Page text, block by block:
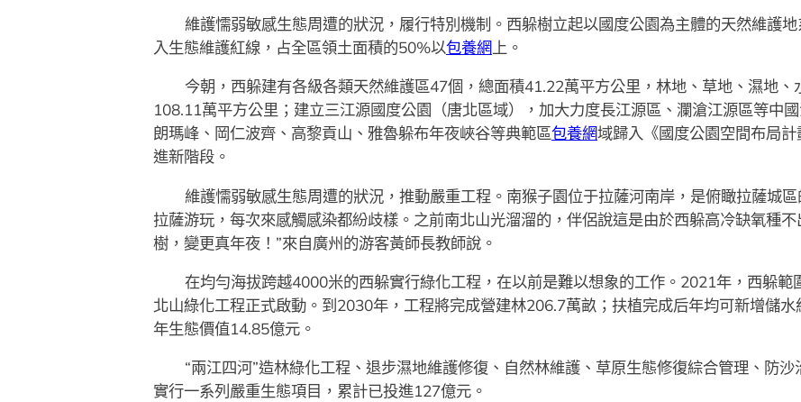
維護懦弱敏感生態周遭的狀況，履行特別機制。西躲樹立起以國度公園為主體的天然維護
入生態維護紅線，占全區領土面積的50%以包養網上。
今朝，西躲建有各級各類天然維護區47個，總面積41.22萬平方公里，林地、草地、濕地、
108.11萬平方公里；建立三江源國度公園（唐北區域），加大力度長江源區、瀾滄江源區等中
朗瑪峰、岡仁波齊、高黎貢山、雅魯躲布年夜峽谷等典範區包養網域歸入《國度公園空間布局
進新階段。
維護懦弱敏感生態周遭的狀況，推動嚴重工程。南猴子園位于拉薩河南岸，是俯瞰拉薩城
拉薩游玩，每次來感觸感染都紛歧樣。之前南北山光溜溜的，伴侶說這是由於西躲高冷缺氧種
樹，變更真年夜！”來自廣州的游客黃師長教師說。
在均勻海拔跨越4000米的西躲實行綠化工程，在以前是難以想象的工作。2021年，西躲
北山綠化工程正式啟動。到2030年，工程將完成營建林206.7萬畝；扶植完成后年均可新增儲
年生態價值14.85億元。
“兩江四河”造林綠化工程、退步濕地維護修復、自然林維護、草原生態修復綜合管理、防
實行一系列嚴重生態項目，累計已投進127億元。